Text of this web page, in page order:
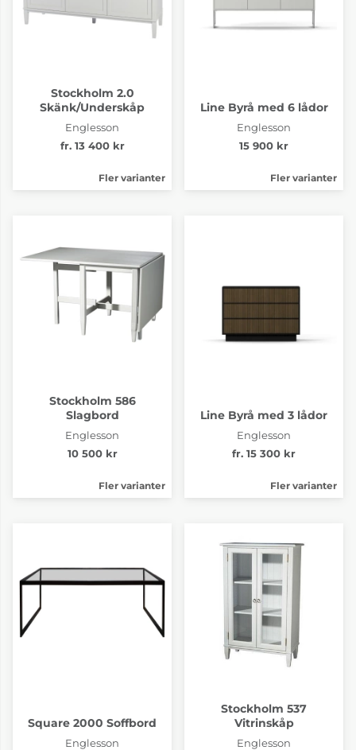
Stockholm 2.0
Skänk/Underskåp
Englesson
fr. 13 400 kr
Fler varianter
Line Byrå med 6 lådor
Englesson
15 900 kr
Fler varianter
Stockholm 586
Slagbord
Englesson
10 500 kr
Fler varianter
Line Byrå med 3 lådor
Englesson
fr. 15 300 kr
Fler varianter
Square 2000 Soffbord
Englesson
Stockholm 537
Vitrinskåp
Englesson